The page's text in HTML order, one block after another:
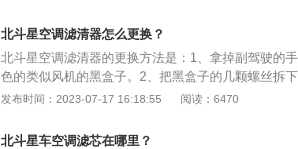
种异味。2、滤清器还能高效过滤吸附颗粒杂质达到
时，又能很好地去除TVOC、苯、酚、氨、甲醛、二
是各类高挡汽车、轿车、商务用车中作汽车空调滤清
3、过滤从外界进入车厢内部的空气使空气的洁净度
空气中所包含的杂质，微小颗粒物、花粉、细菌、工
气环境，保护车内人员的身体健康，还有就是防止玻
北斗星空调滤清器怎么更换？
北斗星空调滤清器的更换方法是：1、拿掉副驾驶的
色的类似风机的黑盒子。2、把黑盒子的几颗螺丝拆
面。3、将滤芯取出，换上新滤芯，放好黑盒子，拧
氧化物、SO2、CO2等；2、有强力和持久的吸附水
发布时间：2023-07-17 16:18:55 阅读：6470
北斗星车空调滤芯在哪里？